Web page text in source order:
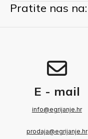
Pratite nas na:
E - mail
info@egrijanje.hr
prodaja@egrijanje.hr